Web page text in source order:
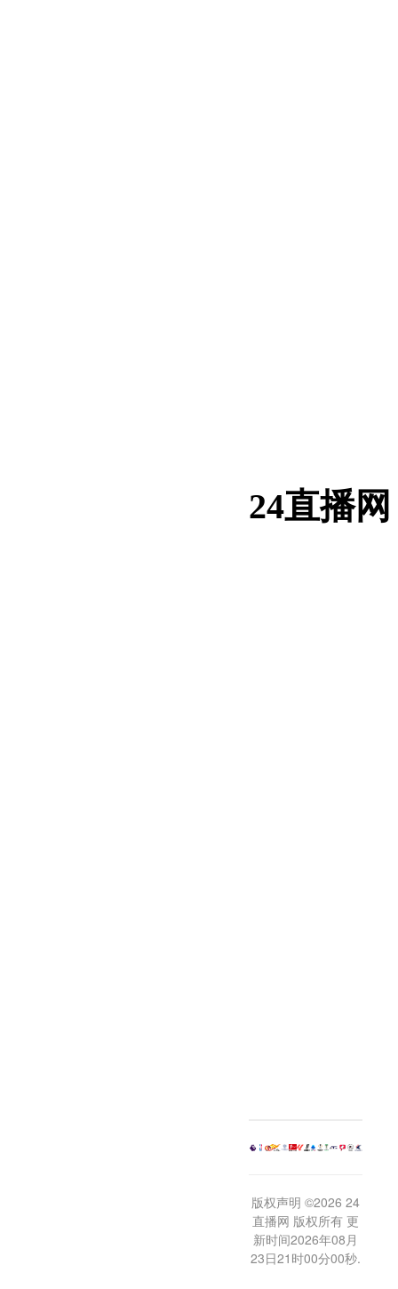
24直播网
版权声明 ©2026 24
直播网 版权所有 更
新时间2026年08月
23日21时00分00秒.